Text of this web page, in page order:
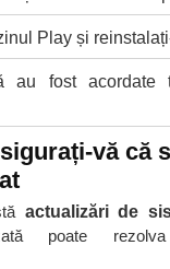
Play și
au fost acordate
vă că
actualizări de
poate